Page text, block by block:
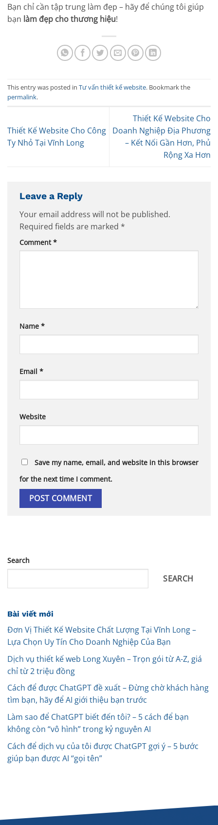
Bạn chỉ cần tập trung làm đẹp – hãy để chúng tôi giúp
bạn làm đẹp cho thương hiệu!
This entry was posted in Tư vấn thiết kế website. Bookmark the
permalink.
Thiết Kế Website Cho Công
Ty Nhỏ Tại Vĩnh Long
Thiết Kế Website Cho
Doanh Nghiệp Địa Phương
– Kết Nối Gần Hơn, Phủ
Rộng Xa Hơn
Leave a Reply
Your email address will not be published.
Required fields are marked *
Comment*
Name *
Email *
Website
Save my name, email, and website in this browser
for the next time I comment.
Search
SEARCH
Bài viết mới
Đơn Vị Thiết Kế Website Chất Lượng Tại Vĩnh Long –
Lựa Chọn Uy Tín Cho Doanh Nghiệp Của Bạn
Dịch vụ thiết kế web Long Xuyên – Trọn gói từ A-Z, giá
chỉ từ 2 triệu đồng
Cách để được ChatGPT đề xuất – Đừng chờ khách hàng
tìm bạn, hãy để AI giới thiệu bạn trước
Làm sao để ChatGPT biết đến tôi? – 5 cách để bạn
không còn “vô hình” trong kỷ nguyên AI
Cách để dịch vụ của tôi được ChatGPT gợi ý – 5 bước
giúp bạn được AI “gọi tên”